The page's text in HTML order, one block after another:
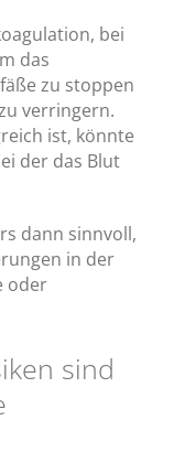
bei
das
zu stoppen
verringern.
ist, könnte
der das Blut
dann sinnvoll,
in der
oder
sind